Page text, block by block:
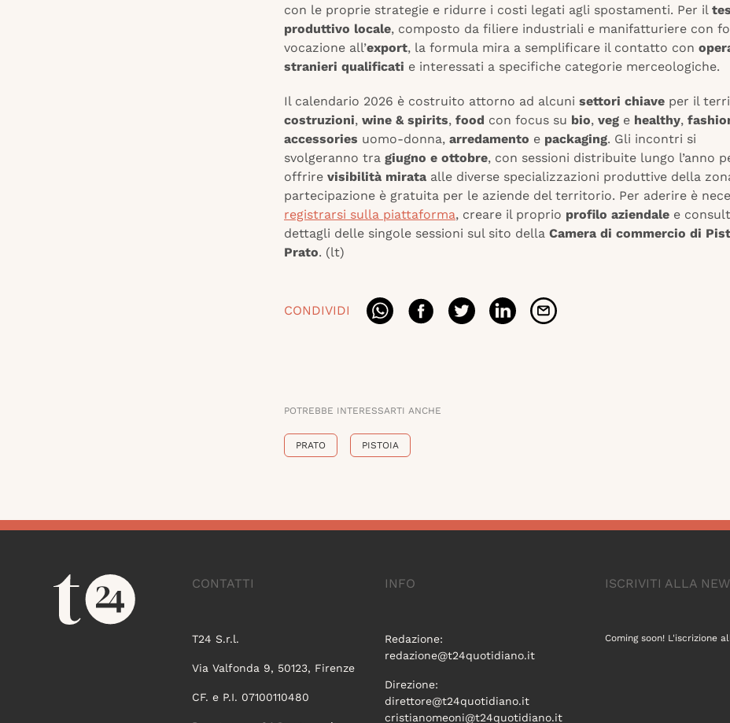
con le proprie strategie e ridurre i costi legati agli spostamenti. Per il
produttivo locale, composto da filiere industriali e manifatturiere con
vocazione all’export, la formula mira a semplificare il contatto con
stranieri qualificati e interessati a specifiche categorie merceologiche.
Il calendario 2026 è costruito attorno ad alcuni settori chiave per il
costruzioni, wine & spirits, food con focus su bio, veg e healthy,
accessories uomo-donna, arredamento e packaging. Gli incontri si
svolgeranno tra giugno e ottobre, con sessioni distribuite lungo l’anno
offrire visibilità mirata alle diverse specializzazioni produttive della
partecipazione è gratuita per le aziende del territorio. Per aderire è
registrarsi sulla piattaforma, creare il proprio profilo aziendale e
dettagli delle singole sessioni sul sito della Camera di commercio di
Prato. (lt)
CONDIVIDI
POTREBBE INTERESSARTI ANCHE
PRATO PISTOIA
CONTATTI
T24 S.r.l.
Via Valfonda 9, 50123, Firenze
CF. e P.I. 07100110480
INFO
Redazione:
redazione@t24quotidiano.it
Direzione:
direttore@t24quotidiano.it
cristianomeoni@t24quotidiano.it
ISCRIVITI ALLA
Coming soon! L'iscrizione